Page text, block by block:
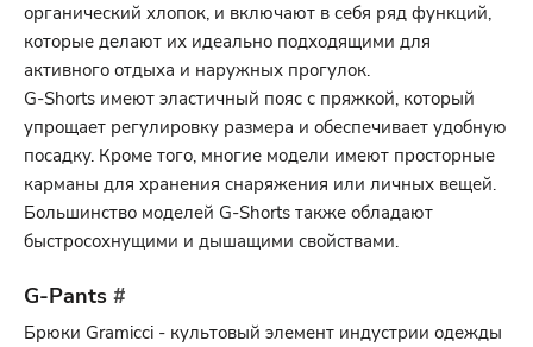
органический хлопок, и включают в себя ряд функций,
которые делают их идеально подходящими для
активного отдыха и наружных прогулок.
G-Shorts имеют эластичный пояс с пряжкой, который
упрощает регулировку размера и обеспечивает удобную
посадку. Кроме того, многие модели имеют просторные
карманы для хранения снаряжения или личных вещей.
Большинство моделей G-Shorts также обладают
быстросохнущими и дышащими свойствами.
G-Pants #
Брюки Gramicci - культовый элемент индустрии одежды